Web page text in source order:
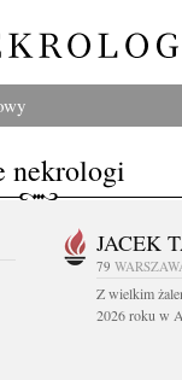
nekrologi
JACEK
79
Z wielkim
2026 roku w